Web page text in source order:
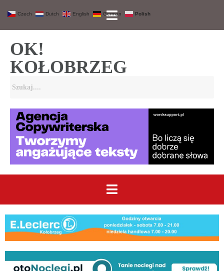
OK!
KOŁOBRZEG
Czech Dutch English German Polish